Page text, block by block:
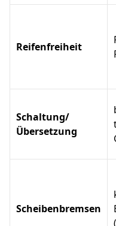
Reifenfreiheit
Schaltung/
Übersetzung
Scheibenbremsen